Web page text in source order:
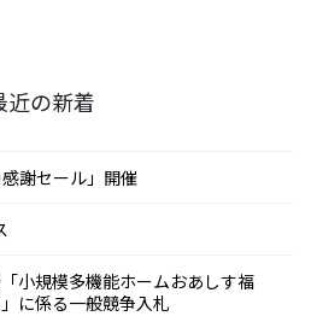
近の新着
謝セール」開催
小規模多機能ホームおあしす福
に係る一般競争入札